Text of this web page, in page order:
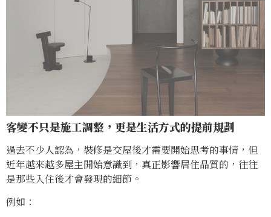
客變不只是施工調整，更是生活方式的提前規劃
過去不少人認為，裝修是交屋後才需要開始思考的事情，但
近年越來越多屋主開始意識到，真正影響居住品質的，往往
是那些入住後才會發現的細節。
例如：